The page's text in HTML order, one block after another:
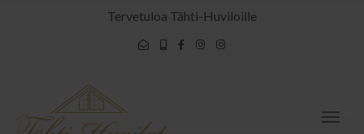
Tervetuloa Tähti-Huviloille